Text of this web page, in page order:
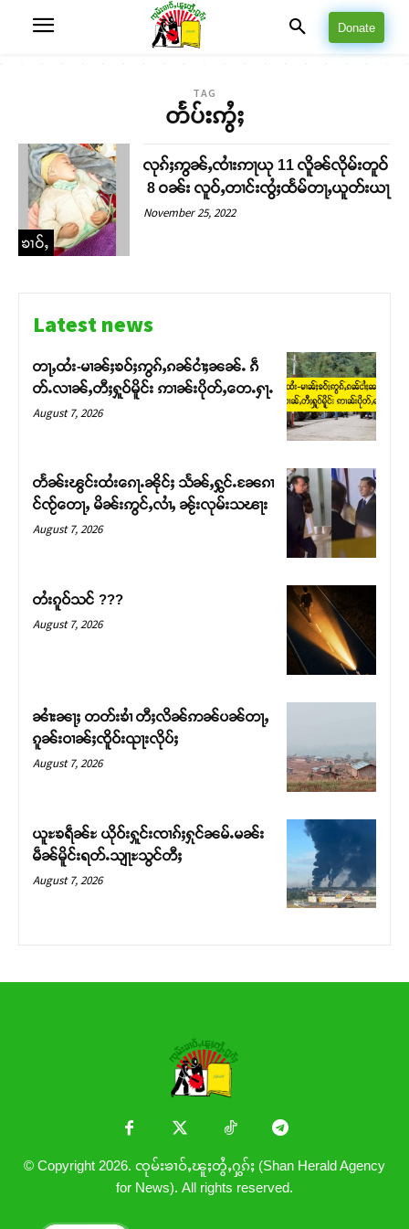
တႃႇႁႂ်ႈသဵင်ၵၢင်ၸႂ်ၵူၼ်းမိူင်း ၵူႈတီႈၵူႈလႅၼ်ပေႃးတေၸွ
တ်ႇ တူဝ်ႈလုမ်ႈၾႃႉၼၼ်ႉ ၶဝ်ႈႁူမ်ႈၵမ်ႉထႅမ် ၸုမ်းၶၢ
ဝ်ႇၽူႈတွႆႇႁွၵ်ႈ လႆႈယူႇၶႃႈဢေႃႈ။
Donate
TAG
တႅပ်းဢွႆႈ
ၶၢဝ်ႇ
လုၵ်ႈဢွၼ်ႇၸၢႆးဢႃယု 11 လိူၼ်လိုမ်းတူဝ်
8 ဝၼ်း လူဝ်ႇတၢင်းၸွႆႈထႅမ်တႃႇယူတ်းယႃ
November 25, 2022
Latest news
တႃႇထႆး-မၢၼ်ႈၶဝ်ႈဢွၵ်ႇၵၼ်ငၢႆႈၼၼ်ႉ ၵဵ
တ်ႉလၢၼ်ႇတီႈႁူဝ်မိူင်း ဢၢၼ်းပိုတ်ႇတေႉႁႃႉ
August 7, 2026
တႅၼ်းၽွင်းထႆးၵေႃႉၼိုင်ႈ သႅၼ်ႇႁွင်ႉၼႄၵၢ
င်ၸႂ်တေႃႇ မိၼ်းဢွင်ႇလၢႆႇ ၼႂ်းလုမ်းသၽႃး
August 7, 2026
တႆးၵူဝ်သင် ???
August 7, 2026
ၼၢႆးၼႃႈ တတ်းၶၢႆ တီႈလိၼ်ဢၼ်ပၼ်တႃႇ
ၵူၼ်းဝၢၼ်ႈၸိူဝ်းၺႃးလိုပ်ႈ
August 7, 2026
ယူႊၶရဵၼ်ႊ ယိုဝ်းႁူင်းၸၢၵ်ႈႁုင်ၼမ်ႉမၼ်း
မဵၼ်မိူင်းရတ်ႉသျႃႊသွင်တီႈ
August 7, 2026
© Copyright 2026. ၸုမ်းၶၢဝ်ႇၽူႈတွႆႇႁွၵ်ႈ (Shan Herald Agency
for News). All rights reserved.